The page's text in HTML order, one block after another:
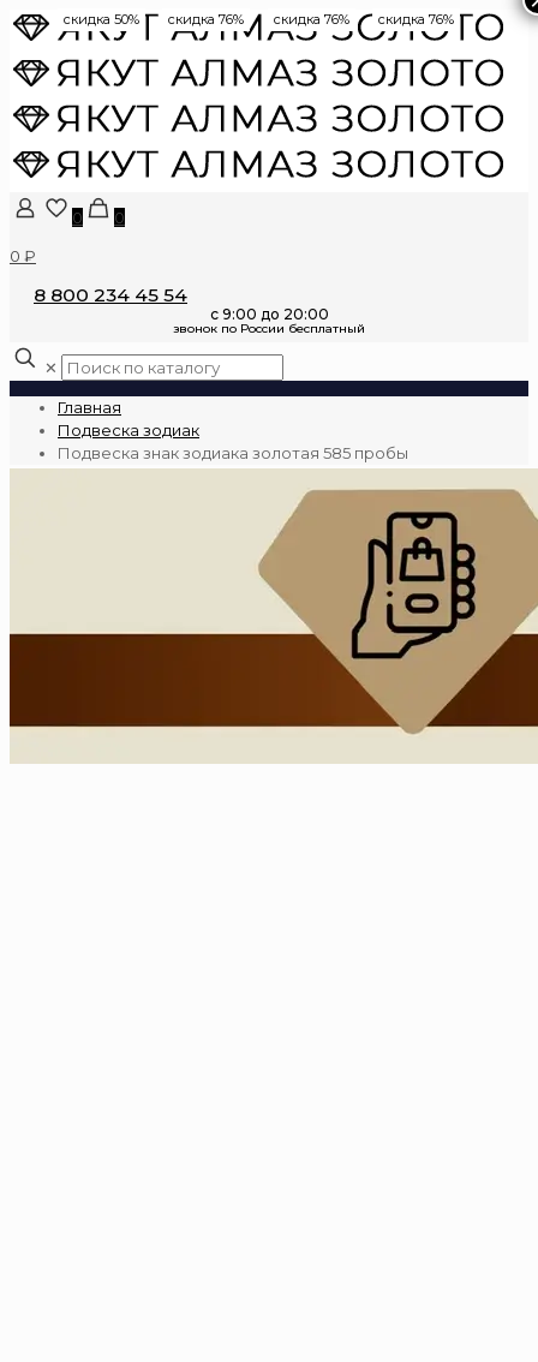
0
0
0 ₽
8 800 234 45 54
✕
Главная
Подвеска зодиак
Подвеска знак зодиака золотая 585 пробы
скидка 50% скидка 76% скидка 76% скидка 76%